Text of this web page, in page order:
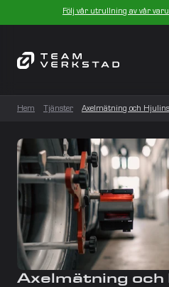
Följ vår utrullning av vår
Hem Tjänster Axelmätning och
Axelmätning och